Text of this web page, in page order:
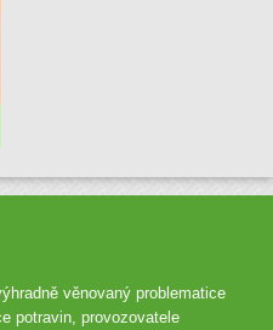
věnovaný problematice
potravin, provozovatele